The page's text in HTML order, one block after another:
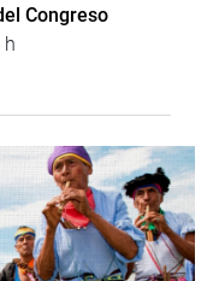
Congreso
h